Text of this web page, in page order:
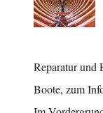
Reparatur und
Boote, zum